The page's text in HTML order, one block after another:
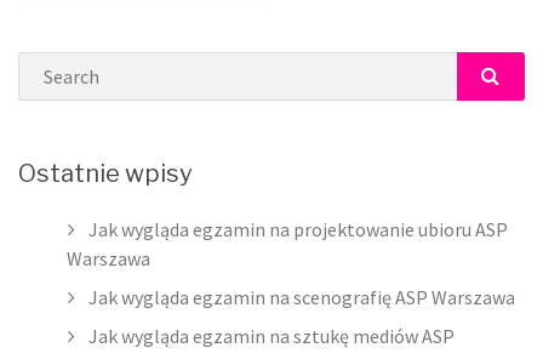
Search
Ostatnie wpisy
Jak wygląda egzamin na projektowanie ubioru ASP
Warszawa
Jak wygląda egzamin na scenografię ASP Warszawa
Jak wygląda egzamin na sztukę mediów ASP